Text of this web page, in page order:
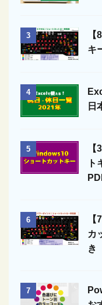
3
キ
4
日
5
6
カ
き
7